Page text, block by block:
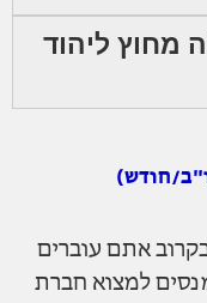
מחוץ ליהוד
אתם עוברים
למצוא חברת